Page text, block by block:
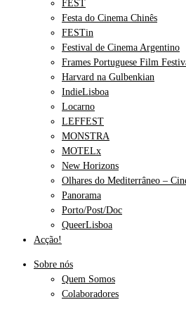
FEST
Festa do Cinema Chinês
FESTin
Festival de Cinema Argentino
Frames Portuguese Film
Harvard na Gulbenkian
IndieLisboa
Locarno
LEFFEST
MONSTRA
MOTELx
New Horizons
Olhares do Mediterrâneo –
Panorama
Porto/Post/Doc
QueerLisboa
Acção!
Sobre nós
Quem Somos
Colaboradores